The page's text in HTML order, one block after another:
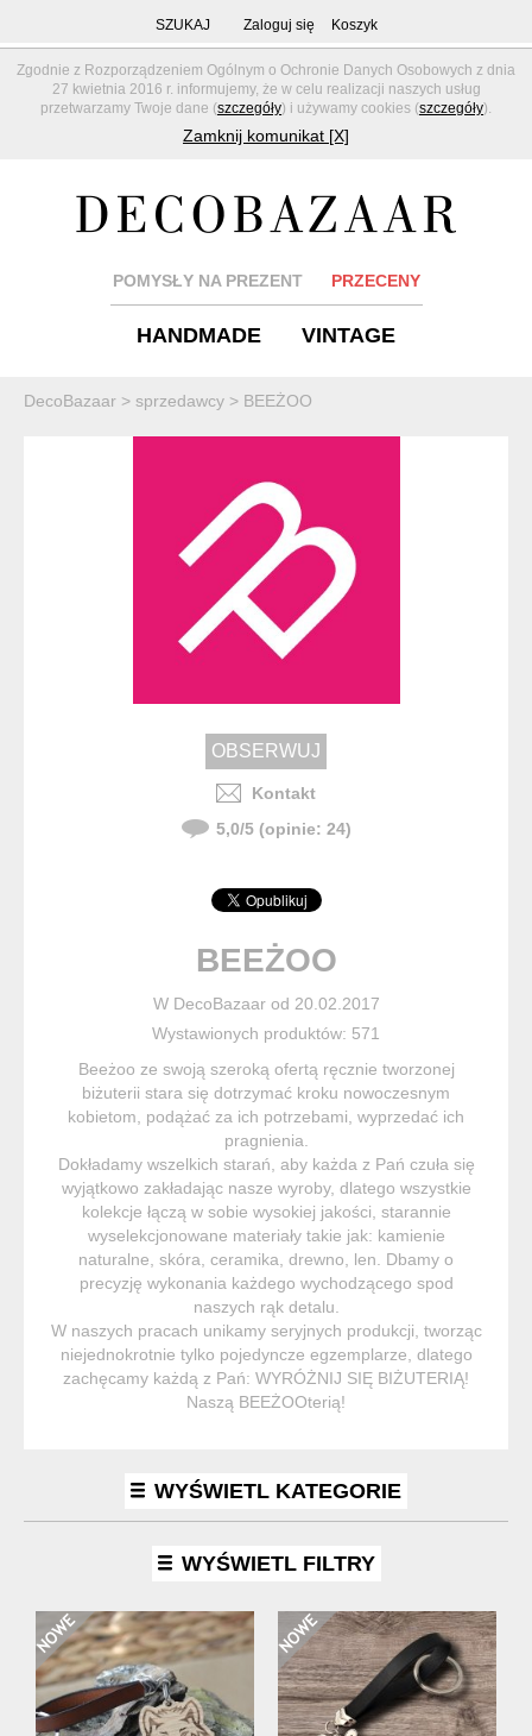
Zgodnie z Rozporządzeniem Ogólnym o Ochronie Danych Osobowych z dnia
27 kwietnia 2016 r. informujemy, że w celu realizacji naszych usług
przetwarzamy Twoje dane (szczegóły) i używamy cookies (szczegóły).
Zamknij komunikat [X]
SZUKAJ Zaloguj się Koszyk
POMYSŁY NA PREZENT PRZECENY
HANDMADE VINTAGE
DecoBazaar > sprzedawcy > BEEŻOO
Kontakt
5,0/5(opinie: 24)
BEEŻOO
W DecoBazaar od 20.02.2017
Wystawionych produktów: 571
Beeżoo ze swoją szeroką ofertą ręcznie tworzonej
biżuterii stara się dotrzymać kroku nowoczesnym
kobietom, podążać za ich potrzebami, wyprzedać ich
pragnienia.
Dokładamy wszelkich starań, aby każda z Pań czuła się
wyjątkowo zakładając nasze wyroby, dlatego wszystkie
kolekcje łączą w sobie wysokiej jakości, starannie
wyselekcjonowane materiały takie jak: kamienie
naturalne, skóra, ceramika, drewno, len. Dbamy o
precyzję wykonania każdego wychodzącego spod
naszych rąk detalu.
W naszych pracach unikamy seryjnych produkcji, tworząc
niejednokrotnie tylko pojedyncze egzemplarze, dlatego
zachęcamy każdą z Pań: WYRÓŻNIJ SIĘ BIŻUTERIĄ!
Naszą BEEŻOOterią!
WYŚWIETL KATEGORIE
WYŚWIETL FILTRY